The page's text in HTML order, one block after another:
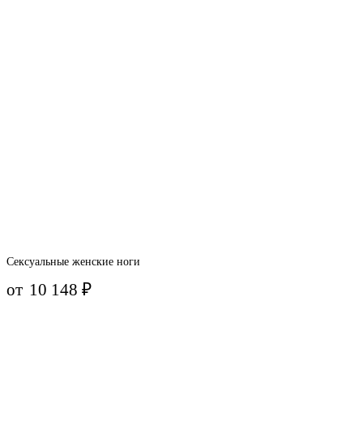
Сексуальные женские ноги
от 10 148₽